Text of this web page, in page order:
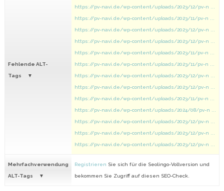
Fehlende ALT-
Tags
https://pv-navi.de/wp-content/uploads/2023/12/pv-n ...
https://pv-navi.de/wp-content/uploads/2023/11/pv-n ...
https://pv-navi.de/wp-content/uploads/2023/12/pv-n ...
https://pv-navi.de/wp-content/uploads/2023/12/pv-n ...
https://pv-navi.de/wp-content/uploads/2023/11/pv-n ...
https://pv-navi.de/wp-content/uploads/2023/11/pv-n ...
https://pv-navi.de/wp-content/uploads/2023/12/pv-n ...
https://pv-navi.de/wp-content/uploads/2023/12/pv-n ...
https://pv-navi.de/wp-content/uploads/2023/11/pv-n ...
https://pv-navi.de/wp-content/uploads/2024/08/pv-n ...
https://pv-navi.de/wp-content/uploads/2023/12/pv-n ...
https://pv-navi.de/wp-content/uploads/2023/12/pv-n ...
https://pv-navi.de/wp-content/uploads/2023/12/pv-n ...
Mehrfachverwendung
ALT-Tags
Registrieren Sie sich für die Seolingo-Vollversion und
bekommen Sie Zugriff auf diesen SEO-Check.